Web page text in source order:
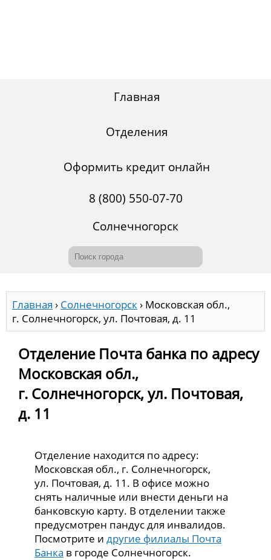
Главная
Отделения
Оформить кредит онлайн
8 (800) 550-07-70
Солнечногорск
Главная › Солнечногорск› Московская обл.,
г. Солнечногорск, ул. Почтовая, д. 11
Отделение Почта банка по адресу
Московская обл.,
г. Солнечногорск, ул. Почтовая,
д. 11
Отделение находится по адресу:
Московская обл., г. Солнечногорск,
ул. Почтовая, д. 11. В офисе можно
снять наличные или внести деньги на
банковскую карту. В отделении также
предусмотрен пандус для инвалидов.
Посмотрите идругие филиалы Почта
Банка в городе Солнечногорск.